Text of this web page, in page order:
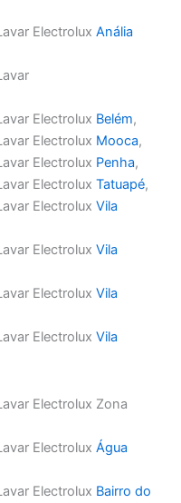
ElectroluxAnália
Electrolux Belém,
Electrolux Mooca,
Electrolux Penha,
ElectroluxTatuapé,
ElectroluxVila
ElectroluxVila
ElectroluxVila
ElectroluxVila
Electrolux Zona
ElectroluxÁgua
Electrolux Bairro do